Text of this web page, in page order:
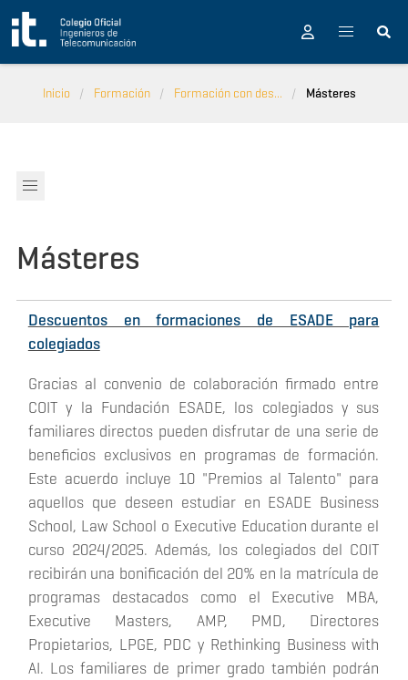
Pasar al contenido principal
Inicio Formación Formación con des... Másteres
Másteres
Descuentos en formaciones de ESADE para
colegiados
Gracias al convenio de colaboración firmado entre
COIT y la Fundación ESADE, los colegiados y sus
familiares directos pueden disfrutar de una serie de
beneficios exclusivos en programas de formación.
Este acuerdo incluye 10 "Premios al Talento" para
aquellos que deseen estudiar en ESADE Business
School, Law School o Executive Education durante el
curso 2024/2025. Además, los colegiados del COIT
recibirán una bonificación del 20% en la matrícula de
programas destacados como el Executive MBA,
Executive Masters, AMP, PMD, Directores
Propietarios, LPGE, PDC y Rethinking Business with
AI. Los familiares de primer grado también podrán